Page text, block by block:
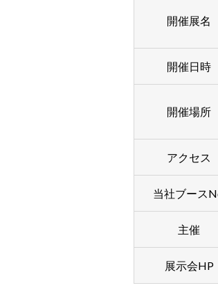
開催展名
開催日時
開催場所
アクセス
当社ブース
主催
展示会HP